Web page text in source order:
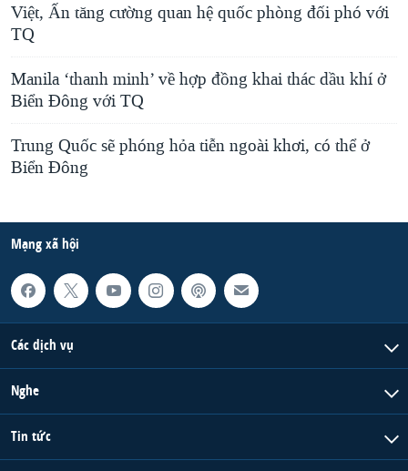
Việt, Ấn tăng cường quan hệ quốc phòng đối phó với
TQ
Manila ‘thanh minh’ về hợp đồng khai thác dầu khí ở
Biển Đông với TQ
Trung Quốc sẽ phóng hỏa tiễn ngoài khơi, có thể ở
Biển Đông
Mạng xã hội
Các dịch vụ
Nghe
Tin tức